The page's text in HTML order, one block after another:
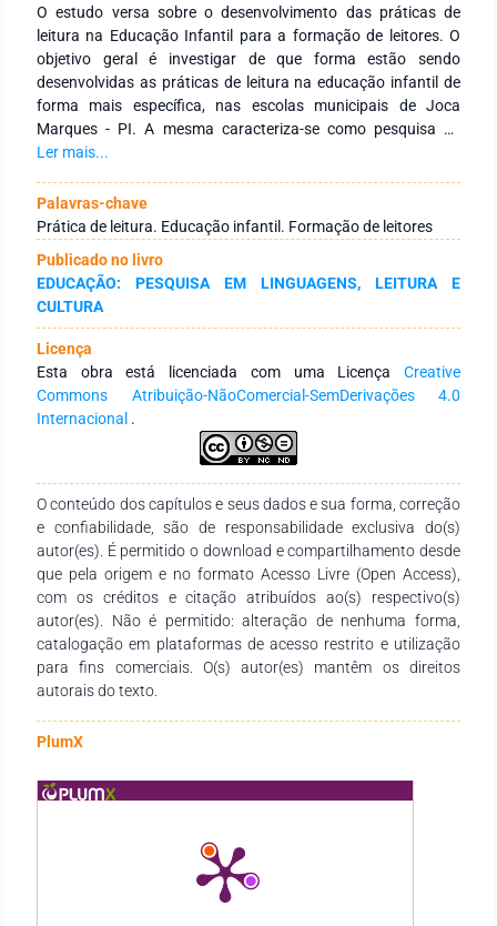
O estudo versa sobre o desenvolvimento das práticas de
leitura na Educação Infantil para a formação de leitores. O
objetivo geral é investigar de que forma estão sendo
desenvolvidas as práticas de leitura na educação infantil de
forma mais específica, nas escolas municipais de Joca
Marques - PI. A mesma caracteriza-se como pesquisa de
campo, onde utilizou-se de um questionário semiaberto e de
pode-se constatar que há uma carência ao incentivo a leitura
por parte de alguns professores, sendo que tal prática é de
grande relevância para o desenvolvimento da aprendizagem
da criança.
Ler mais...
Palavras-chave
Prática de leitura. Educação infantil. Formação de leitores
Publicado no livro
EDUCAÇÃO: PESQUISA EM LINGUAGENS, LEITURA E
CULTURA
Licença
Esta obra está licenciada com uma Licença Creative
Commons Atribuição-NãoComercial-SemDerivações 4.0
Internacional .
O conteúdo dos capítulos e seus dados e sua forma, correção
e confiabilidade, são de responsabilidade exclusiva do(s)
autor(es). É permitido o download e compartilhamento desde
que pela origem e no formato Acesso Livre (Open Access),
com os créditos e citação atribuídos ao(s) respectivo(s)
autor(es). Não é permitido: alteração de nenhuma forma,
catalogação em plataformas de acesso restrito e utilização
para fins comerciais. O(s) autor(es) mantêm os direitos
autorais do texto.
PlumX